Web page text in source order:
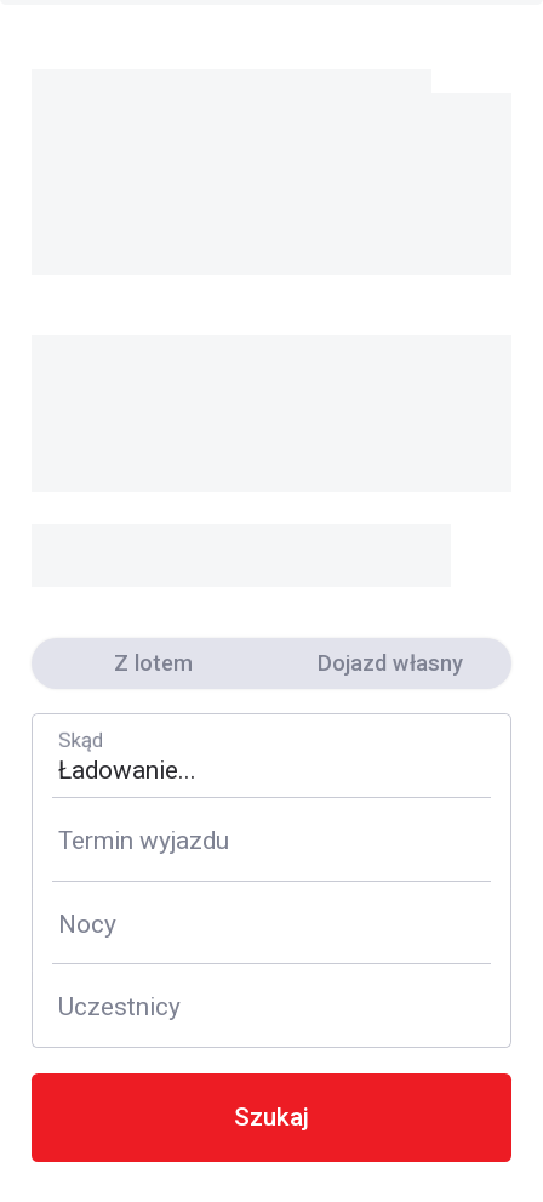
Z lotem Dojazd własny
Skąd
Termin wyjazdu
Nocy
Uczestnicy
Szukaj